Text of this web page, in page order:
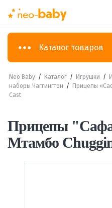
Каталог товаров
Neo Baby / Каталог / Игрушки /
наборы Чаггингтон /
Прицепы
Cast
Прицепы
Мтамбо